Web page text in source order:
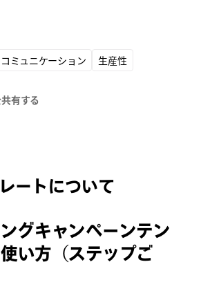
コミュニケーション 生産性
有する
ートについて
グキャンペーンテン
い方（ステップご